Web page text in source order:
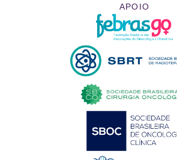
APOIO